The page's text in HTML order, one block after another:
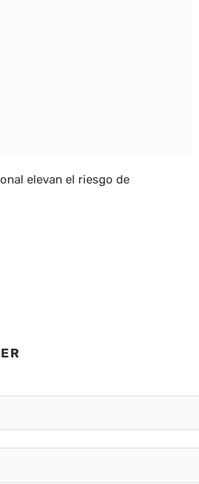
elevan el riesgo de